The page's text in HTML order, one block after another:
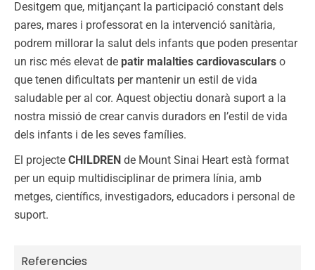
Desitgem que, mitjançant la participació constant dels
pares, mares i professorat en la intervenció sanitària,
podrem millorar la salut dels infants que poden presentar
un risc més elevat de patir malalties cardiovasculars o
que tenen dificultats per mantenir un estil de vida
saludable per al cor. Aquest objectiu donarà suport a la
nostra missió de crear canvis duradors en l’estil de vida
dels infants i de les seves famílies.
El projecte CHILDREN de Mount Sinai Heart està format
per un equip multidisciplinar de primera línia, amb
metges, científics, investigadors, educadors i personal de
suport.
Referencies